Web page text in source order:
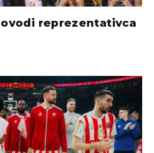
reprezentativca